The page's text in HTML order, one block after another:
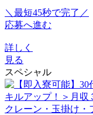
＼最短45秒で完了／
応募へ進む
詳しく
見る
スペシャル